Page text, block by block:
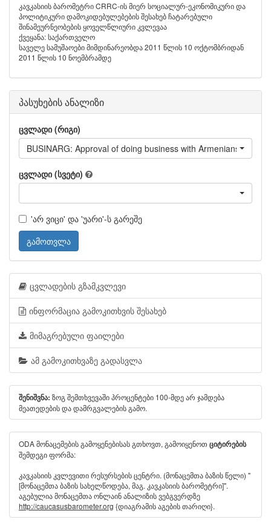
კავკასიის ბარომეტრი CRRC-ის მიერ სოციალურ-ეკონომიკური და
პოლიტიკური დამოკიდებულებების შესახებ ჩატარებული
შინამეურნეობების ყოველწლიური კვლევაა
ქვეყანა: საქართველო
საველე სამუშაოები მიმდინარეობდა 2011 წლის 10 ოქტომბრიდან
2011 წლის 10 ნოემბრამდე
პასუხების ანალიზი
ცვლადი (რიგი)
BUSINARG: Approval of doing business with Armenians living
ცვლადი (სვეტი)
'არ ვიცი' და 'უარი'-ს გარეშე
გამოთვლა
ცვლადების გზამკვლევი
ინფორმაცია გამოკითხვის შესახებ
მიმაგრებული ფაილები
ამ გამოკითხვაზე გადასვლა
შენიშვნა: ზოგ შემთხვევაში პროცენტები 100-მდე არ ჯამდება
მეათედების და დამრგვალების გამო.
ODA მონაცემების გამოყენებისას გთხოვთ, გამოიყენოთ ციტირების
შემდეგი ფორმა:
კავკასიის კვლევითი რესურსების ცენტრი. (მონაცემთა ბაზის წელი) "
[მონაცემთა ბაზის სახელწოდება, მაგ. კავკასიის ბარომეტრი]".
აგებულია მონაცემთა ონლაინ ანალიზის ვებგვერდზე
http://caucasusbarometer.org {დიაგრამის აგების თარიღი}.